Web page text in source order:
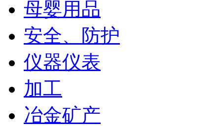
母婴用品
安全、防护
仪器仪表
加工
冶金矿产